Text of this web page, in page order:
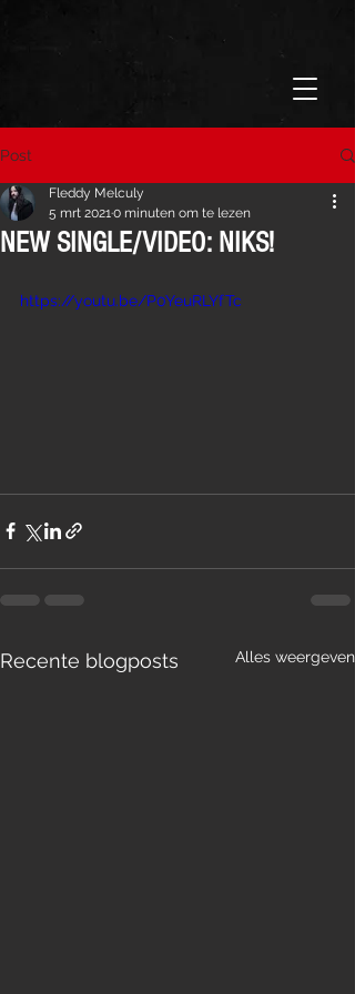
Post
NEW SINGLE/VIDEO: NIKS!
Fleddy Melculy
5 mrt 20210 minuten om te lezen
https://youtu.be/P0YeuRLYfTc
Recente blogposts Alles weergeven